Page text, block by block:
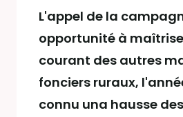
L'appel de la
opportunité à
courant des autres
fonciers ruraux,
connu una hausse